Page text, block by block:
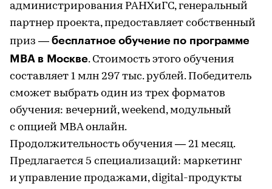
администрирования РАНХиГС, генеральный
партнер проекта, предоставляет собственный
приз — бесплатное обучение по программе
MBA в Москве. Стоимость этого обучения
составляет 1 млн 297 тыс. рублей. Победитель
сможет выбрать один из трех форматов
обучения: вечерний, weekend, модульный
с опцией МВА онлайн.
Продолжительность обучения — 21 месяц.
Предлагается 5 специализаций: маркетинг
и управление продажами, digital-продукты